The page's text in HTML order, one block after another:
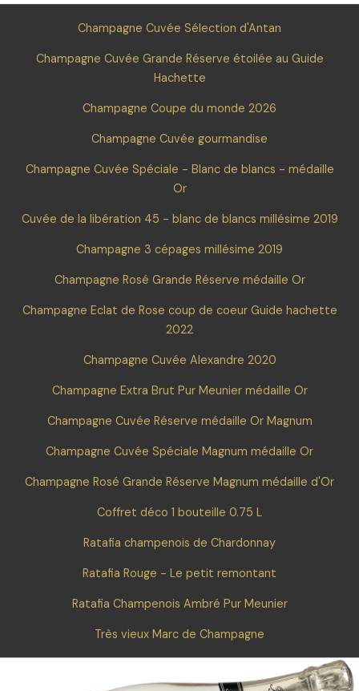
Champagne Cuvée Sélection d'Antan
Champagne Cuvée Grande Réserve étoilée au Guide
Hachette
Champagne Coupe du monde 2026
Champagne Cuvée gourmandise
Champagne Cuvée Spéciale - Blanc de blancs - médaille
Or
Cuvée de la libération 45 - blanc de blancs millésime 2019
Champagne 3 cépages millésime 2019
Champagne Rosé Grande Réserve médaille Or
Champagne Eclat de Rose coup de coeur Guide hachette
2022
Champagne Cuvée Alexandre 2020
Champagne Extra Brut Pur Meunier médaille Or
Champagne Cuvée Réserve médaille Or Magnum
Champagne Cuvée Spéciale Magnum médaille Or
Champagne Rosé Grande Réserve Magnum médaille d'Or
Coffret déco 1 bouteille 0.75 L
Ratafia champenois de Chardonnay
Ratafia Rouge - Le petit remontant
Ratafia Champenois Ambré Pur Meunier
Très vieux Marc de Champagne